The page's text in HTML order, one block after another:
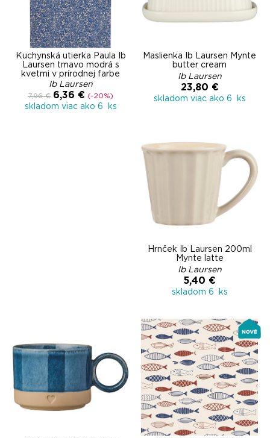
Kuchynská utierka Paula Ib
Laursen tmavo modrá s
kvetmi v prírodnej farbe
Ib Laursen
7,96 € 6,36 € (-20%)
skladom viac ako 6 ks
Maslienka Ib Laursen Mynte
butter cream
Ib Laursen
23,80 €
skladom viac ako 6 ks
Hrnček Ib Laursen 200ml
Mynte latte
Ib Laursen
5,40 €
skladom 6 ks